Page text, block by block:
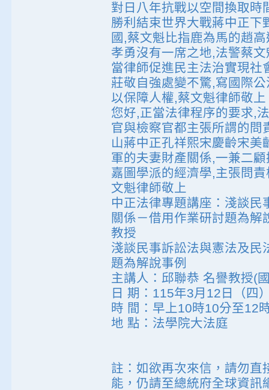
對日八年抗戰以空間換取時
勝利結束世界大戰蔣中正下
國,蔡文魁比指鹿為馬的趙
孝勇沒有一席之地,法警蔡
當律師促進民主法治實現社
莊敬自強處變不驚,寫國際
以保障人權,蔡文魁律師敬上
您好,正當法律程序的要求,
官與檢察官都主張所謂的問
山蔣中正孔祥熙宋慶齡宋美
軍的夫妻財產關係,一兼二
嘉圖學派的經濟學,主張問
文魁律師敬上
中正法律專題講座：淺談民
關係－借用作業研討題為
教授
淺談民事訴訟法與憲法及民
題為解說事例
主講人：邱聯恭 名譽教授(
日 期：115年3月12日（四
時 間：早上10時10分至12
地 點：法學院大法庭
註：如欲再次來信，請勿直
能，仍請至總統府全球資訊